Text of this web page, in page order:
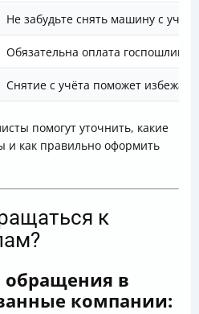
Не забудьте снять машину с
Обязательна оплата
Снятие с учёта поможет
помогут уточнить, какие
и как правильно оформить
к
в
компании: